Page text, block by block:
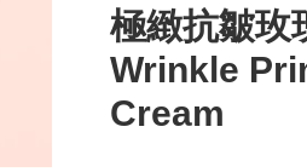
極緻抗皺玫
Wrinkle
Cream